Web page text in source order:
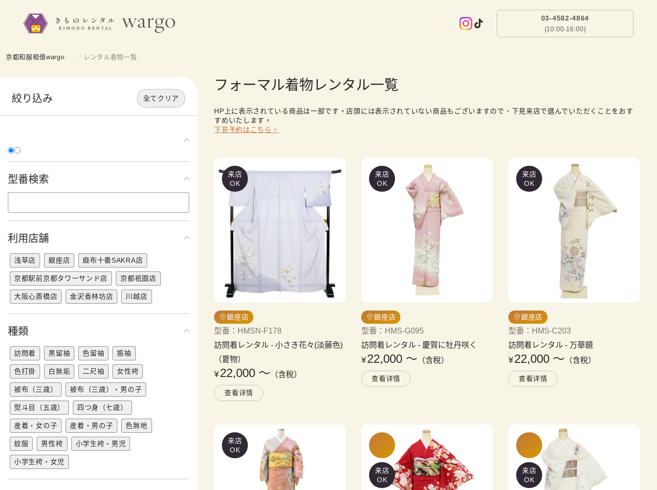
03-4582-4864
(10:00-16:00)
京都和服租借wargo レンタル着物一覧
絞り込み 全てクリア
型番検索
利用店舗
浅草店 銀座店 麻布十番SAKRA店
京都駅前京都タワーサンド店 京都祇園店
大阪心斎橋店 金沢香林坊店 川越店
種類
訪問着 黒留袖 色留袖 振袖
色打掛 白無垢 二尺袖 女性袴
被布（三歳） 被布（三歳）・男の子
熨斗目（五歳） 四つ身（七歳）
産着・女の子 産着・男の子 色無地
紋服 男性袴 小学生袴・男児
小学生袴・女児
フォーマル着物レンタル一覧
HP上に表示されている商品は一部です。店頭には表示されていない商品もございますので、下見来店で選んでいただくことをおす
すめいたします。
下見予約はこちら。
来店
OK
銀座店
型番 ： HMSN-F178
訪問着レンタル - 小さき花々(淡藤色)
（夏物）
¥22,000 〜 （含稅）
查看详情
来店
OK
銀座店
型番 ： HMS-G095
訪問着レンタル - 慶賀に牡丹咲く
¥22,000 〜 （含稅）
查看详情
来店
OK
銀座店
型番 ： HMS-C203
訪問着レンタル - 万華鏡
¥22,000 〜 （含稅）
查看详情
来店
OK
来店
OK
来店
OK